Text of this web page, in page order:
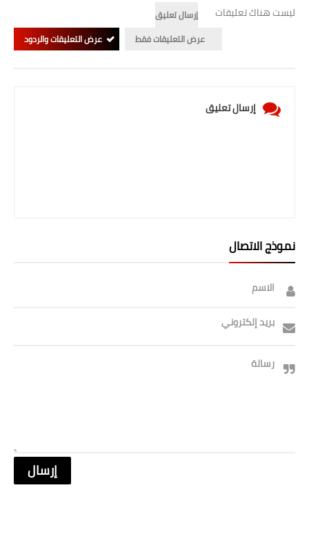
ليست هناك تعليقات
إرسال تعليق
عرض التعليقات فقط
عرض التعليقات والردود
إرسال تعليق
نموذج الاتصال
الاسم
بريد إلكتروني
رسالة